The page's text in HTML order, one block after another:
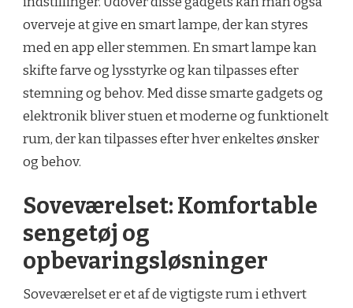
overveje at give en smart lampe, der kan styres
med en app eller stemmen. En smart lampe kan
skifte farve og lysstyrke og kan tilpasses efter
stemning og behov. Med disse smarte gadgets og
elektronik bliver stuen et moderne og funktionelt
rum, der kan tilpasses efter hver enkeltes ønsker
og behov.
Soveværelset: Komfortable
sengetøj og
opbevaringsløsninger
Soveværelset er et af de vigtigste rum i ethvert